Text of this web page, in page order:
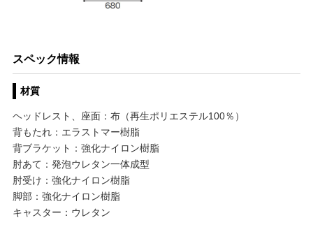
スペック情報
材質
ヘッドレスト、座面：布（再生ポリエステル100％）
背もたれ：エラストマー樹脂
背ブラケット：強化ナイロン樹脂
肘あて：発泡ウレタン一体成型
肘受け：強化ナイロン樹脂
脚部：強化ナイロン樹脂
キャスター：ウレタン